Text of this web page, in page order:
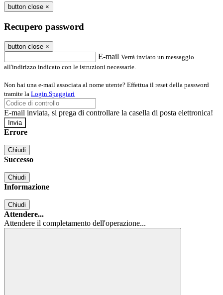
button close ×
Recupero password
button close ×
E-mail Verrà inviato un messaggio
all'indirizzo indicato con le istruzioni necessarie.
Non hai una e-mail associata al nome utente? Effettua il reset della password
tramite la Login Spaggiari
E-mail inviata, si prega di controllare la casella di posta elettronica!
Errore
Chiudi
Successo
Chiudi
Informazione
Chiudi
Attendere...
Attendere il completamento dell'operazione...